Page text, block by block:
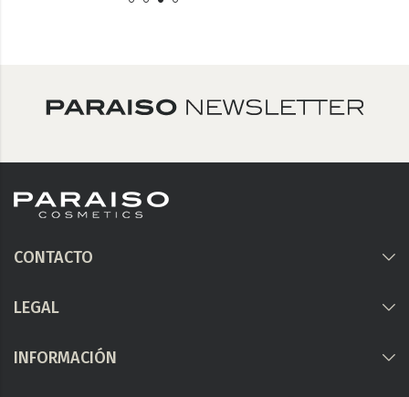
CONTACTO
LEGAL
INFORMACIÓN